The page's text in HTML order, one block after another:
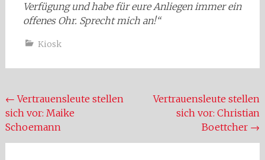
Verfügung undhabe für eure Anliegen immer ein
offenes Ohr. Sprecht mich an!“
Kiosk
Beitragsnavigation
← Vertrauensleute stellen
sich vor: Maike
Schoemann
Vertrauensleute stellen
sich vor: Christian
Boettcher →